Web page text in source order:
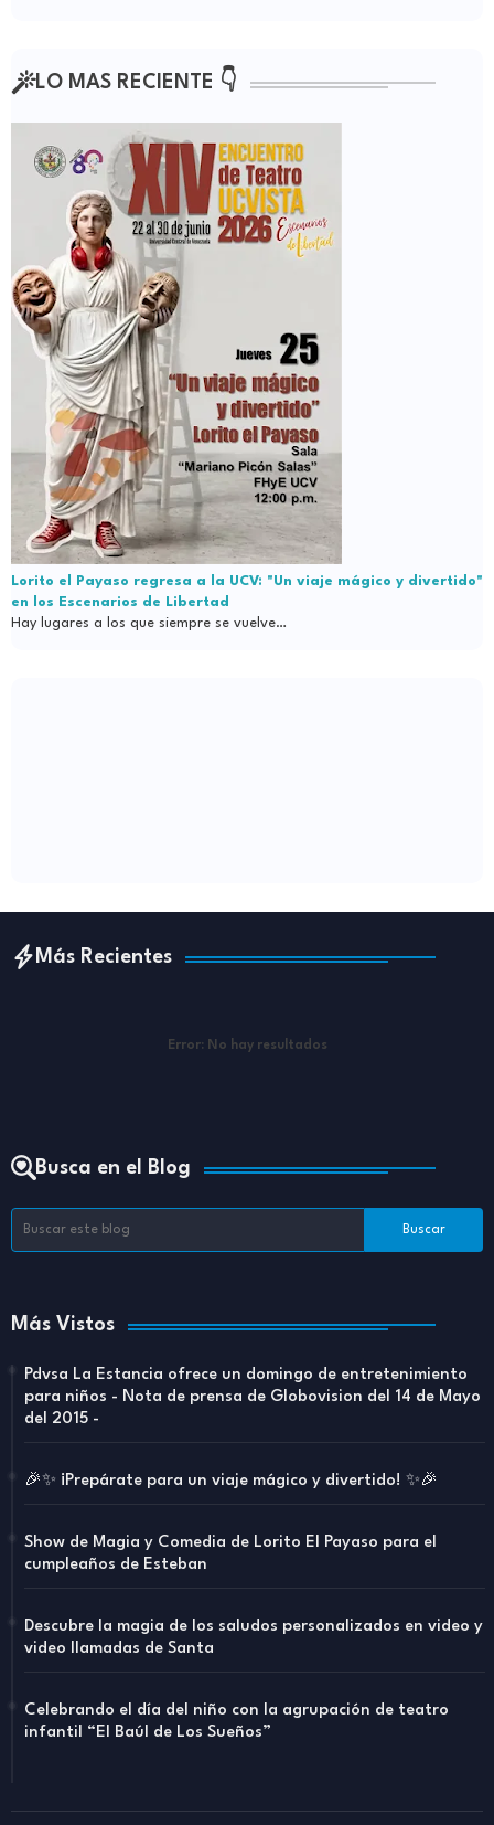
LO MAS RECIENTE 👇
Lorito el Payaso regresa a la UCV: "Un viaje mágico y divertido"
en los Escenarios de Libertad
Hay lugares a los que siempre se vuelve…
Más Recientes
Error: No hay resultados
Busca en el Blog
Más Vistos
Pdvsa La Estancia ofrece un domingo de entretenimiento
para niños - Nota de prensa de Globovision del 14 de Mayo
del 2015 -
🎉✨ ¡Prepárate para un viaje mágico y divertido! ✨🎉
Show de Magia y Comedia de Lorito El Payaso para el
cumpleaños de Esteban
Descubre la magia de los saludos personalizados en video y
video llamadas de Santa
Celebrando el día del niño con la agrupación de teatro
infantil “El Baúl de Los Sueños”